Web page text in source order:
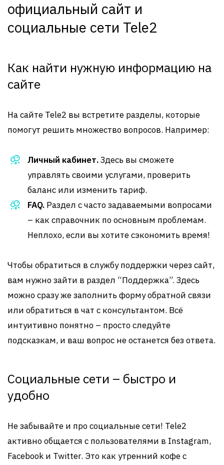
официальный сайт и
социальные сети Tele2
Как найти нужную информацию на
сайте
На сайте Tele2 вы встретите разделы, которые
помогут решить множество вопросов. Например:
Личный кабинет.Здесь вы сможете
управлять своими услугами, проверить
баланс или изменить тариф.
FAQ. Раздел с часто задаваемыми вопросами
– как справочник по основным проблемам.
Неплохо, если вы хотите сэкономить время!
Чтобы обратиться в службу поддержки через сайт,
вам нужно зайти в раздел “Поддержка”. Здесь
можно сразу же заполнить форму обратной связи
или обратиться в чат с консультантом. Всё
интуитивно понятно – просто следуйте
подсказкам, и ваш вопрос не останется без ответа.
Социальные сети – быстро и
удобно
Не забывайте и про социальные сети! Tele2
активно общается с пользователями в Instagram,
Facebook и Twitter. Это как утренний кофе с